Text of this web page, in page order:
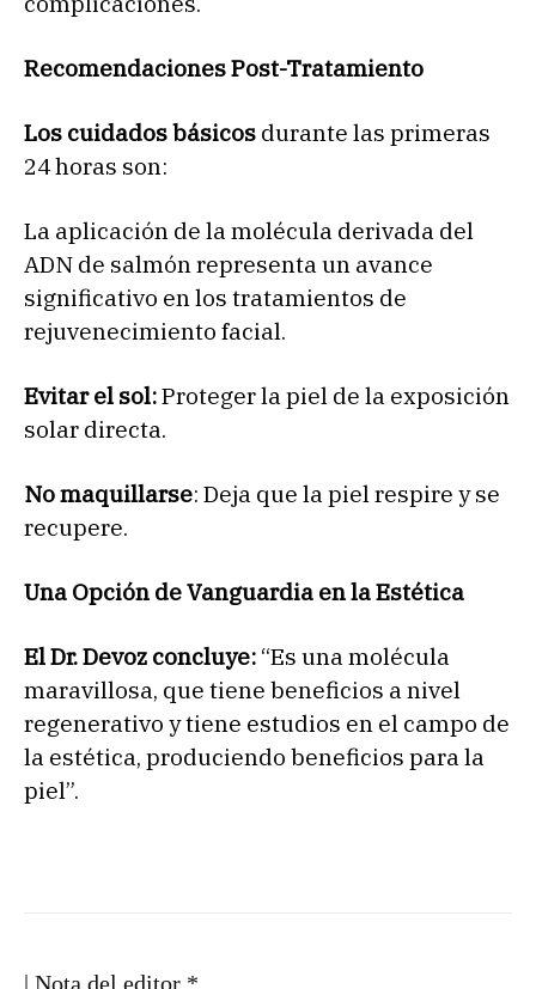
Recomendaciones Post-Tratamiento
Los cuidados básicos durante las primeras
24 horas son:
La aplicación de la molécula derivada del
ADN de salmón representa un avance
significativo en los tratamientos de
rejuvenecimiento facial.
Evitar el sol:Proteger la piel de la exposición
solar directa.
No maquillarse: Deja que la piel respire y se
recupere.
Una Opción de Vanguardia en la Estética
El Dr. Devoz concluye: “Es una molécula
maravillosa, que tiene beneficios a nivel
regenerativo y tiene estudios en el campo de
la estética, produciendo beneficios para la
piel”.
| Nota del editor *